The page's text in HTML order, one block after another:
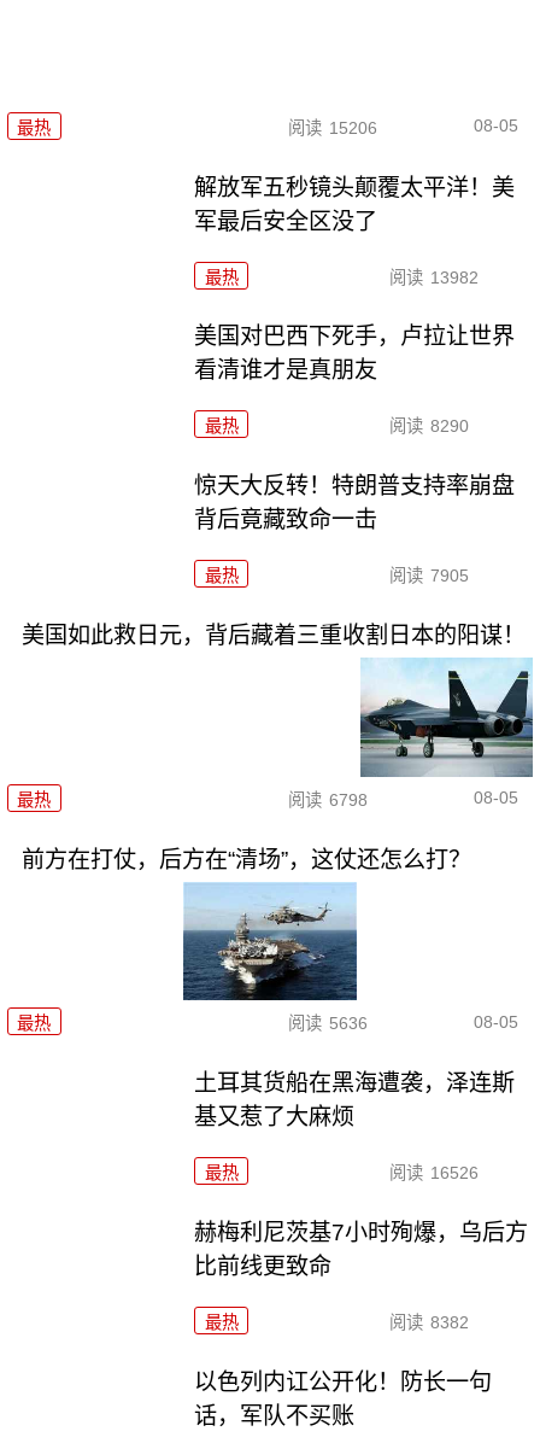
最热 阅读 15206 08-05
解放军五秒镜头颠覆太平洋！美
军最后安全区没了
最热 阅读 13982
美国对巴西下死手，卢拉让世界
看清谁才是真朋友
最热 阅读 8290
惊天大反转！特朗普支持率崩盘
背后竟藏致命一击
最热 阅读 7905
美国如此救日元，背后藏着三重收割日本的阳谋！
最热 阅读 6798 08-05
前方在打仗，后方在“清场”，这仗还怎么打？
最热 阅读 5636 08-05
土耳其货船在黑海遭袭，泽连斯
基又惹了大麻烦
最热 阅读 16526
赫梅利尼茨基7小时殉爆，乌后方
比前线更致命
最热 阅读 8382
以色列内讧公开化！防长一句
话，军队不买账